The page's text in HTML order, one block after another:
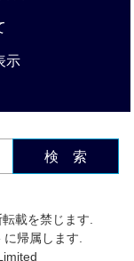
示
検 索
載を禁じます.
に帰属します.